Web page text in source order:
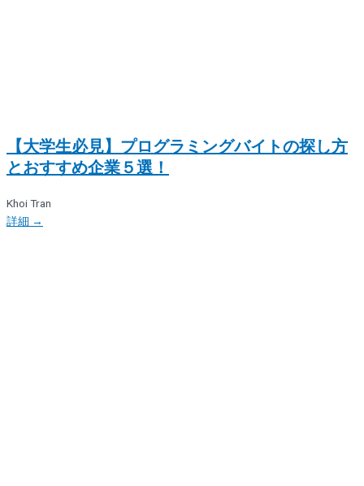
【大学生必見】プログラミングバイトの探し方
とおすすめ企業５選！
Khoi Tran
詳細 →